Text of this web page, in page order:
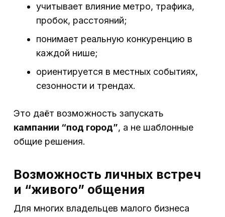
учитывает влияние метро, трафика,
пробок, расстояний;
понимает реальную конкуренцию в
каждой нише;
ориентируется в местных событиях,
сезонности и трендах.
Это даёт возможность запускать
кампании “под город”, а не шаблонные
общие решения.
Возможность личных встреч
и “живого” общения
Для многих владельцев малого бизнеса